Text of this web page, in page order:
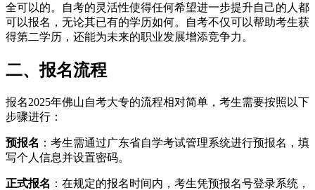
全可以的。自考的灵活性使得任何希望进一步提升自己的人都
可以报名，无论其已有的学历如何。自考不仅可以帮助考生获
得第二学历，还能为未来的职业发展增添竞争力。
二、报名流程
报名2025年佛山自考大专的流程相对简单，考生需要按照以下
步骤进行：
预报名 ：考生需通过广东省自学考试管理系统进行预报名，填
写个人信息并设置密码。
正式报名 ：在规定的报名时间内，考生凭预报名号登录系统，